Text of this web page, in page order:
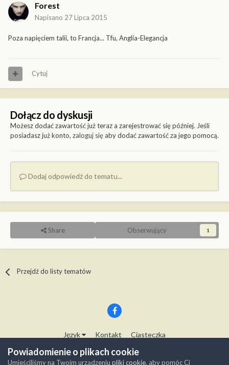
Forest
Napisano 27 Lipca 2015
Poza napięciem talii, to Francja... Tfu, Anglia-Elegancja
Cytuj
Dołącz do dyskusji
Możesz dodać zawartość już teraz a zarejestrować się później. Jeśli
posiadasz już konto, zaloguj sięaby dodać zawartość za jego pomocą.
Dodaj odpowiedź do tematu...
Share Obserwujący 1
Przejdź do listy tematów
Język Kontakt Ciasteczka
Copyright © Modelwork.pl
Powered by Invision Community
Powiadomienie o plikach cookie
Umieściliśmy na Twoim urządzeniu pliki cookie, aby pomóc Ci